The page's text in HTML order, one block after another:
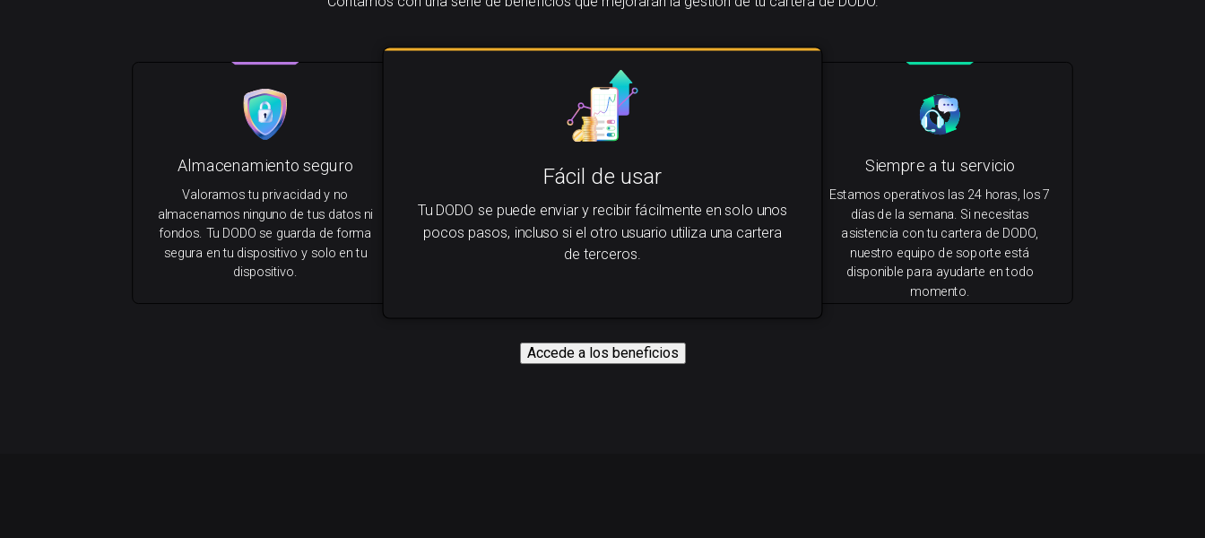
Fácil de usar
Tu DODO se puede enviar y recibir fácilmente en solo unos
pocos pasos, incluso si el otro usuario utiliza una cartera
de terceros.
Siempre a tu servicio
Estamos operativos las 24 horas, los 7
días de la semana. Si necesitas
asistencia con tu cartera de DODO,
nuestro equipo de soporte está
disponible para ayudarte en todo
momento.
Almacenamiento seguro
Valoramos tu privacidad y no
almacenamos ninguno de tus datos ni
fondos. Tu DODO se guarda de forma
segura en tu dispositivo y solo en tu
dispositivo.
Accede a los beneficios